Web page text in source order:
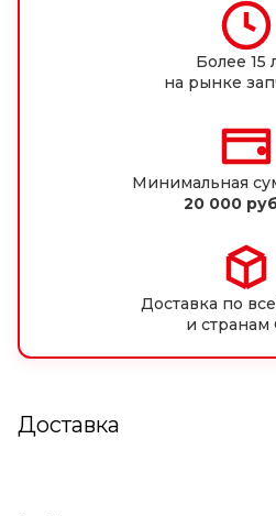
Более 15
на рынке
Минимальная
20 000
Доставка по
и странам
Доставка